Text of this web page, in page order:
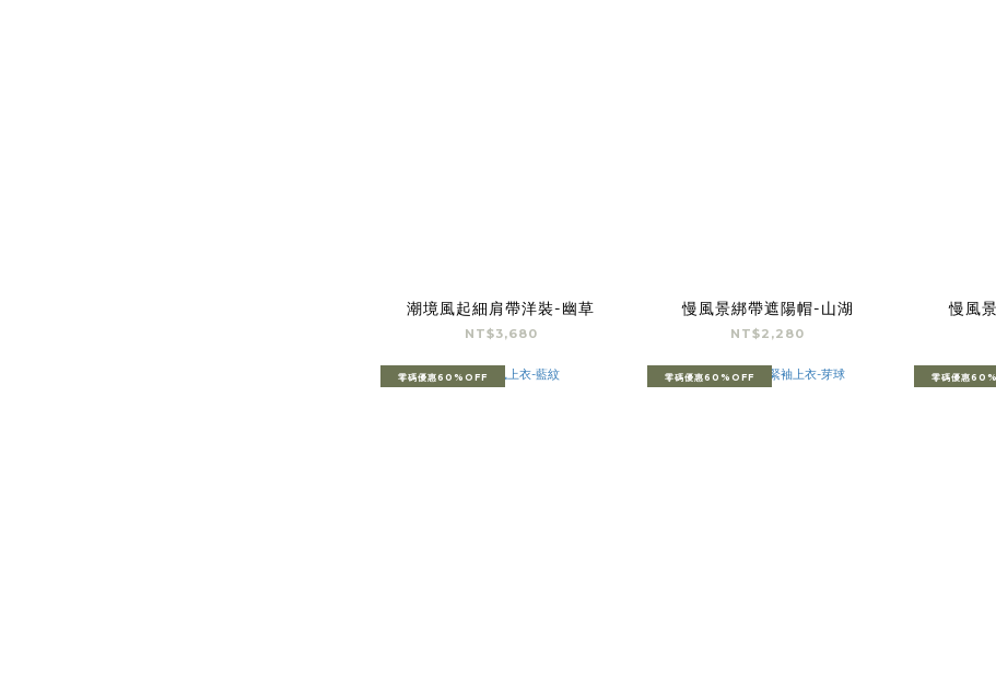
潮境風起細肩帶洋裝-幽草
NT$3,680
慢風景綁帶遮陽帽-山湖
NT$2,280
慢風
零碼優惠60%OFF 零碼優惠60%OFF 零碼優惠